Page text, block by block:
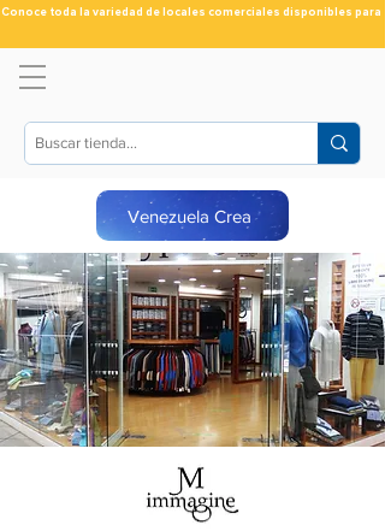
Conoce toda la variedad de locales comerciales disponibles para ti
Venezuela Crea